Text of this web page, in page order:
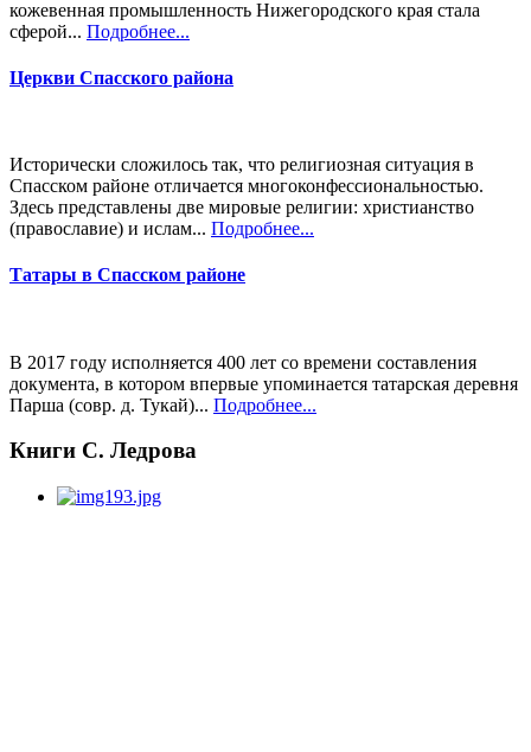
кожевенная промышленность Нижегородского края стала
сферой... Подробнее...
Церкви Спасского района
Исторически сложилось так, что религиозная ситуация в
Спасском районе отличается многоконфессиональностью.
Здесь представлены две мировые религии: христианство
(православие) и ислам... Подробнее...
Татары в Спасском районе
В 2017 году исполняется 400 лет со времени составления
документа, в котором впервые упоминается татарская деревня
Парша (совр. д. Тукай)... Подробнее...
Книги С. Ледрова